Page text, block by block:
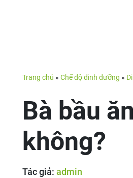
Trang chủ » Chế độ dinh dưỡng »
Bà bầu
không?
Tác giả: admin